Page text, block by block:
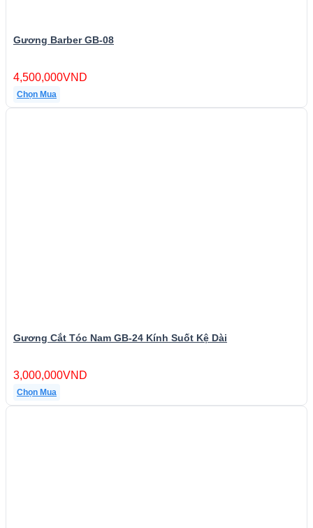
Gương Barber GB-08
4,500,000VND
Chọn Mua
Gương Cắt Tóc Nam GB-24 Kính Suốt Kệ Dài
3,000,000VND
Chọn Mua